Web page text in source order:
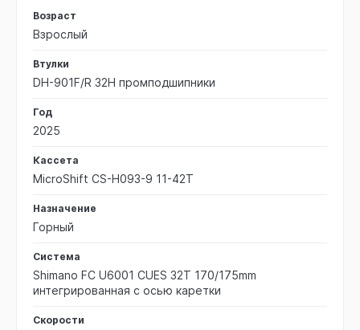
Возраст
Взрослый
Втулки
DH-901F/R 32H промподшипники
Год
2025
Кассета
MicroShift CS-H093-9 11-42T
Назначение
Горный
Система
Shimano FC U6001 CUES 32T 170/175mm
интегрированная с осью каретки
Скорости